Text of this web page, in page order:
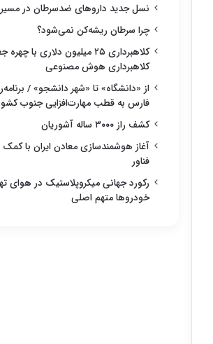
نسل جدید داروهای ضدسرطان در مسیر
چرا سرطان ریشه‌کن نمی‌شود؟
کلاهبرداری ۲۵ میلیون دلاری با
کلاهبرداری هوش مصنوعی
از «دانشگاه» تا «شهر دانشجو» /
فارس به قطب مهارت‌افزایی جنوب
کشف راز ۳۰۰۰ ساله آشوریان
آغاز هوشمندسازی معادن ایران با
فناور
رکورد جهانی میکروپلاستیک در هوای
خودروها متهم اصلی